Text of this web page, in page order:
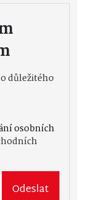
důležitého
osobních
Odeslat